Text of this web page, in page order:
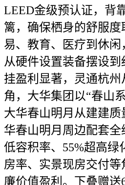
LEED金级预认证，背
篱，确保栖身的舒服度
易、教育、医疗到休闲
从硬件设置装备摆设到
挂盈利显著，灵通杭
角，大华集团以“春山
大华春山明月从建建
华春山明月周边配套全
低容积率、55%超高绿
房率、实景现房交付
廉价值盈利。下叠赠送